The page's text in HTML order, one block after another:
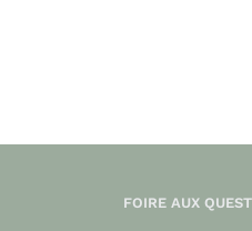
FOIRE AUX